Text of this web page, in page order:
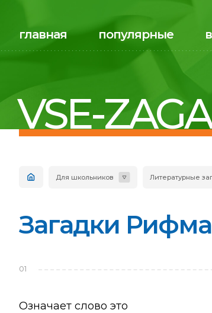
главная популярные
VSE-
Для школьников Литературные
Загадки
01
Означает слово это